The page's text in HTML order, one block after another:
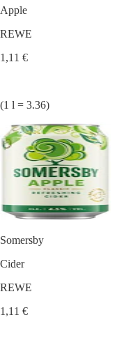
Apple
REWE
1,11 €
(1 l = 3.36)
Somersby
Cider
REWE
1,11 €